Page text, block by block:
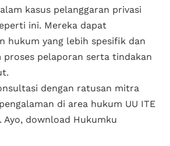
kasus pelanggaran privasi
ini. Mereka dapat
hukum yang lebih spesifik dan
proses pelaporan serta tindakan
dengan ratusan mitra
di area hukum UU ITE
download Hukumku